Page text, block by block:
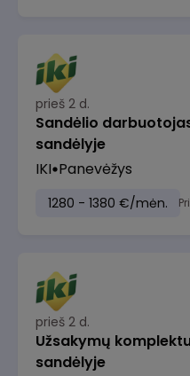
prieš 2 d.
Sandėlio
sandėlyje
IKI Panevėžys
1280 - 1380 €/mėn.
prieš 2 d.
Užsakymų
sandėlyje